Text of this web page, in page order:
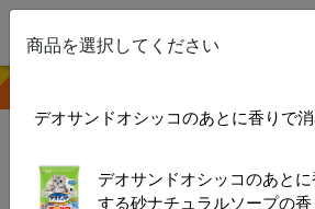
商品を選択してください
デオサンドオシッコのあとに香りで
デオサンドオシッコのあと
する砂ナチュラルソープの香
キーワードから探す